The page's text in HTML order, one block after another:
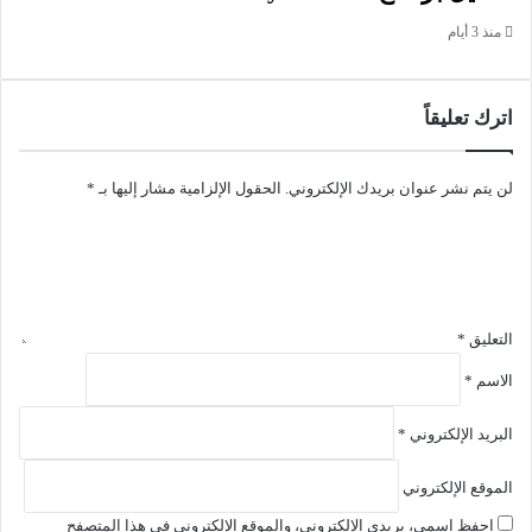
اسم الملف: 12.79 ميجابايت/64 بت، و8.11 ميجابايت/32 بت.
تاريخ الإضافة: 11 مايو 2026
متطلبات التشغيل: يدعم جميع إصدارات الويندوز
المطور: Smart Projects
تحميل ملف تنصيب برنامج IsoBuster Pro زائد
منذ 3 أيام
اترك تعليقاً
لن يتم نشر عنوان بريدك الإلكتروني. الحقول الإلزامية مشار إليها بـ *
التعليق *
الاسم *
البريد الإلكتروني *
الموقع الإلكتروني
احفظ اسمي، بريدي الإلكتروني، والموقع الإلكتروني في هذا المتصفح